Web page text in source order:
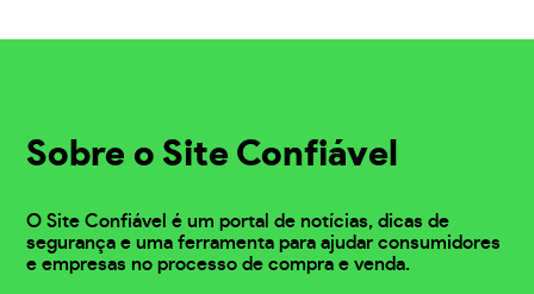
Sobre o Site Confiável
O Site Confiável é um portal de notícias, dicas de
segurança e uma ferramenta para ajudar consumidores
e empresas no processo de compra e venda.